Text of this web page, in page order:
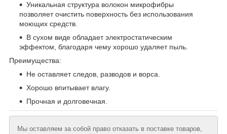
Уникальная структура волокон микрофибры
позволяет очистить поверхность без использования
моющих средств.
В сухом виде обладает электростатическим
эффектом, благодаря чему хорошо удаляет пыль.
Преимущества:
Не оставляет следов, разводов и ворса.
Хорошо впитывает влагу.
Прочная и долговечная.
Мы оставляем за собой право отказать в поставке товаров,